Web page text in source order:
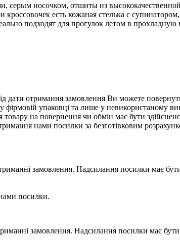
носочком, отшиты из
есть кожаная стелька с
подходят для прогулок летом в
дати отримання замовлення Ви можете
упаковці та лише у невикористаному
на повернення чи обмін має бути
нами посилки за безготівковим
замовлення. Надсилання посилки
посилки.
замовлення. Надсилання посилки